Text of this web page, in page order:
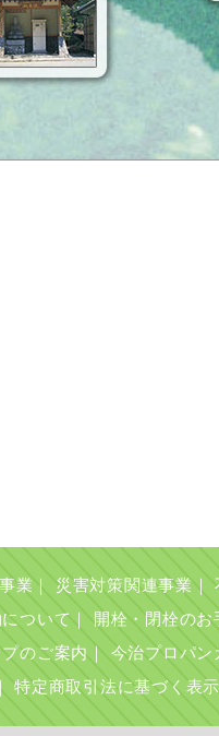
業 災害対策関連事業
ついて 開栓・閉栓のお
のご案内 今治プロパン
特定商取引法に基づく表示